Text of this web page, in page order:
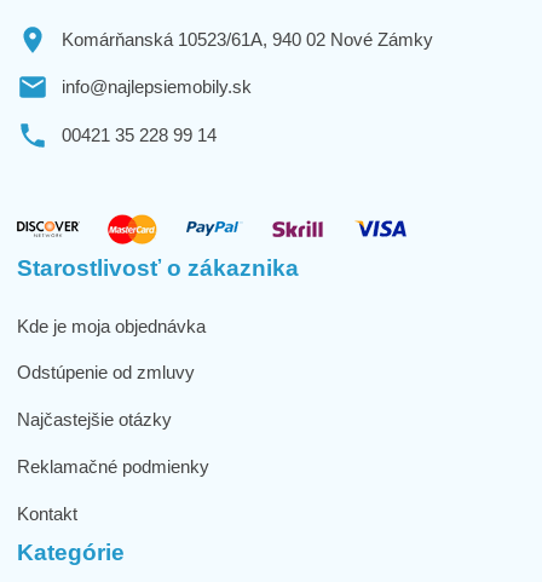
Komárňanská 10523/61A, 940 02 Nové Zámky
info@najlepsiemobily.sk
00421 35 228 99 14
Starostlivosť o zákaznika
Kde je moja objednávka
Odstúpenie od zmluvy
Najčastejšie otázky
Reklamačné podmienky
Kontakt
Kategórie